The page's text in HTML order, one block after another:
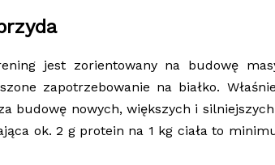
jest zorientowany na budowę
zapotrzebowanie na białko.
budowę nowych, większych i
ok. 2 g protein na 1 kg ciała to